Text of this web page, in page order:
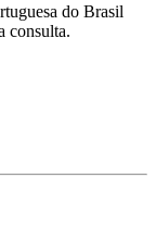
do Brasil
consulta.